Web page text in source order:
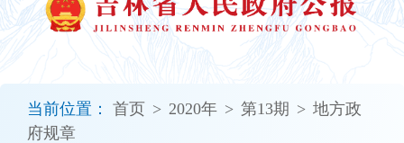
当前位置： 首页 > 2020年 > 第13期 > 地方政
府规章
碍
说
明